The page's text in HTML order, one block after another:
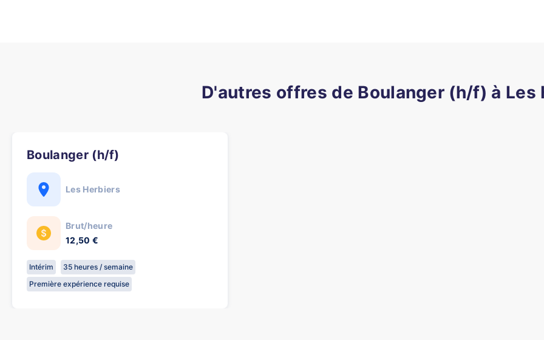
D'autres offres de Boulanger (h/f) à Les
Boulanger (h/f)
Les Herbiers
Brut/heure
12,50 €
Intérim
35 heures / semaine
Première expérience requise